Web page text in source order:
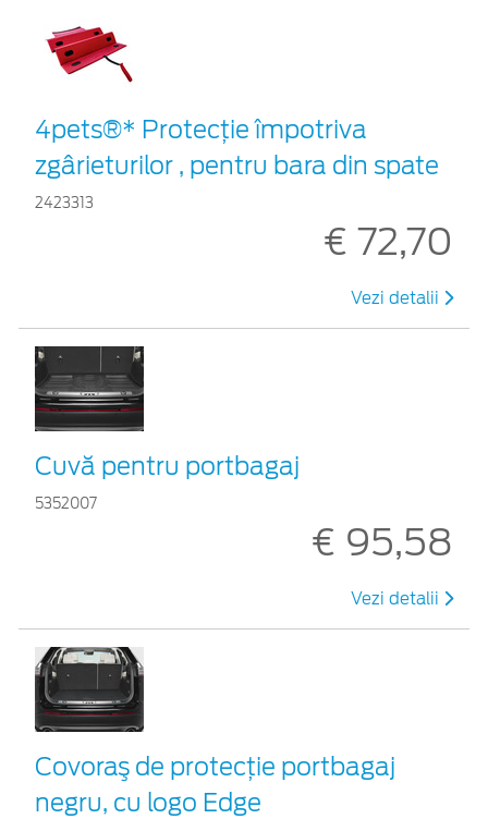
4pets®* Protecție împotriva
zgârieturilor , pentru bara din spate
2423313
€ 72,70
Vezi detalii
Cuvă pentru portbagaj
5352007
€ 95,58
Vezi detalii
Covoraş de protecţie portbagaj
negru, cu logo Edge